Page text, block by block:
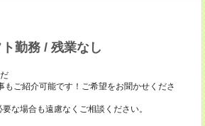
勤務 / 残業なし
もご紹介可能です！ご希望をお聞かせくださ
な場合も遠慮なくご相談ください。